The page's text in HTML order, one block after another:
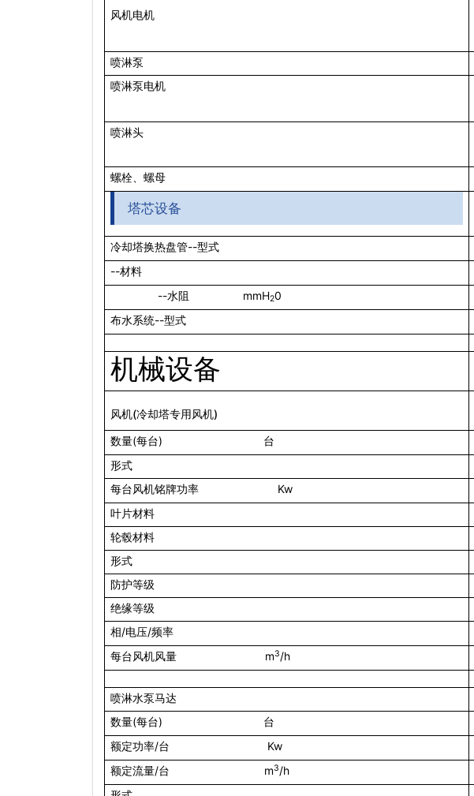
风机电机
喷淋泵
喷淋泵电机
喷淋头
螺栓、螺母
塔芯设备
冷却塔换热盘管--型式
--材料
--水阻 mmH20
布水系统--型式
机械设备
风机(冷却塔专用风机)
数量(每台) 台
形式
每台风机铭牌功率 Kw
叶片材料
轮毂材料
形式
防护等级
绝缘等级
相 /电压/频率
每台风机风量 m3/h
喷淋水泵马达
数量(每台) 台
额定功率/台 Kw
额定流量/台 m3/h